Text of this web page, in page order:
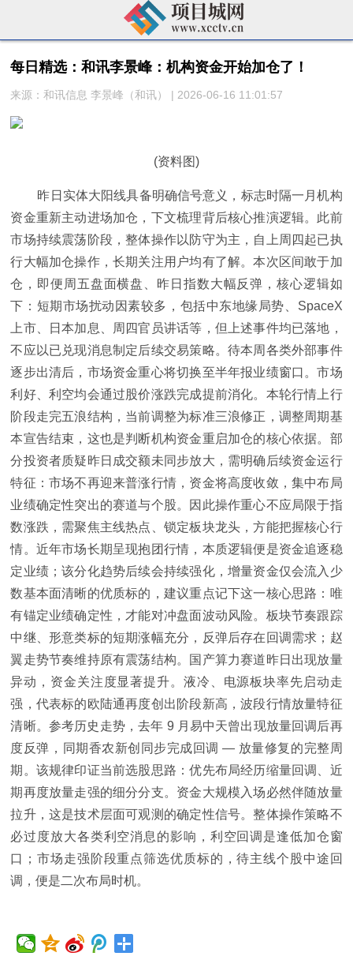
每日精选：和讯李景峰：机构资金开始加仓了！
来源：和讯信息 李景峰（和讯） | 2026-06-16 11:01:57
(资料图)
昨日实体大阳线具备明确信号意义，标志时隔一月机构
资金重新主动进场加仓，下文梳理背后核心推演逻辑。此前
市场持续震荡阶段，整体操作以防守为主，自上周四起已执
行大幅加仓操作，长期关注用户均有了解。本次区间敢于加
仓，即便周五盘面横盘、昨日指数大幅反弹，核心逻辑如
下：短期市场扰动因素较多，包括中东地缘局势、SpaceX
上市、日本加息、周四官员讲话等，但上述事件均已落地，
不应以已兑现消息制定后续交易策略。待本周各类外部事件
逐步出清后，市场资金重心将切换至半年报业绩窗口。市场
利好、利空均会通过股价涨跌完成提前消化。本轮行情上行
阶段走完五浪结构，当前调整为标准三浪修正，调整周期基
本宣告结束，这也是判断机构资金重启加仓的核心依据。部
分投资者质疑昨日成交额未同步放大，需明确后续资金运行
特征：市场不再迎来普涨行情，资金将高度收敛，集中布局
业绩确定性突出的赛道与个股。因此操作重心不应局限于指
数涨跌，需聚焦主线热点、锁定板块龙头，方能把握核心行
情。近年市场长期呈现抱团行情，本质逻辑便是资金追逐稳
定业绩；该分化趋势后续会持续强化，增量资金仅会流入少
数基本面清晰的优质标的，建议重点记下这一核心思路：唯
有锚定业绩确定性，才能对冲盘面波动风险。板块节奏跟踪
中继、形意类标的短期涨幅充分，反弹后存在回调需求；赵
翼走势节奏维持原有震荡结构。国产算力赛道昨日出现放量
异动，资金关注度显著提升。液冷、电源板块率先启动走
强，代表标的欧陆通再度创出阶段新高，波段行情放量特征
清晰。参考历史走势，去年 9 月易中天曾出现放量回调后再
度反弹，同期香农新创同步完成回调 — 放量修复的完整周
期。该规律印证当前选股思路：优先布局经历缩量回调、近
期再度放量走强的细分分支。资金大规模入场必然伴随放量
拉升，这是技术层面可观测的确定性信号。整体操作策略不
必过度放大各类利空消息的影响，利空回调是逢低加仓窗
口；市场走强阶段重点筛选优质标的，待主线个股中途回
调，便是二次布局时机。